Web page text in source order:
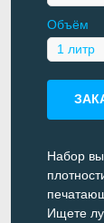
Объём
Набор
Ищете